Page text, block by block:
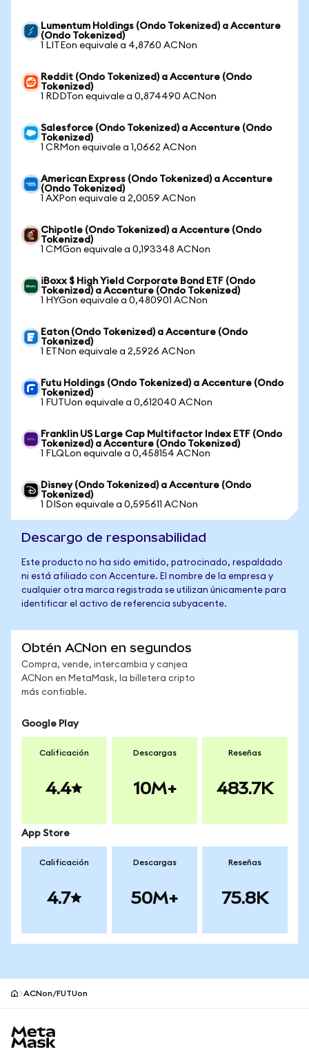
Lumentum Holdings (Ondo Tokenized) a Accenture
(Ondo Tokenized)
1 LITEon equivale a 4,8760 ACNon
Reddit (Ondo Tokenized) a Accenture (Ondo
Tokenized)
1 RDDTon equivale a 0,874490 ACNon
Salesforce (Ondo Tokenized) a Accenture (Ondo
Tokenized)
1 CRMon equivale a 1,0662 ACNon
American Express (Ondo Tokenized) a Accenture
(Ondo Tokenized)
1 AXPon equivale a 2,0059 ACNon
Chipotle (Ondo Tokenized) a Accenture (Ondo
Tokenized)
1 CMGon equivale a 0,193348 ACNon
iBoxx $ High Yield Corporate Bond ETF (Ondo
Tokenized) a Accenture (Ondo Tokenized)
1 HYGon equivale a 0,480901 ACNon
Eaton (Ondo Tokenized) a Accenture (Ondo
Tokenized)
1 ETNon equivale a 2,5926 ACNon
Futu Holdings (Ondo Tokenized) a Accenture (Ondo
Tokenized)
1 FUTUon equivale a 0,612040 ACNon
Franklin US Large Cap Multifactor Index ETF (Ondo
Tokenized) a Accenture (Ondo Tokenized)
1 FLQLon equivale a 0,458154 ACNon
Disney (Ondo Tokenized) a Accenture (Ondo
Tokenized)
1 DISon equivale a 0,595611 ACNon
Descargo de responsabilidad
Este producto no ha sido emitido, patrocinado, respaldado
ni está afiliado con Accenture. El nombre de la empresa y
cualquier otra marca registrada se utilizan únicamente para
identificar el activo de referencia subyacente.
Obtén ACNon en segundos
Compra, vende, intercambia y canjea
ACNon en MetaMask, la billetera cripto
más confiable.
Google Play
Calificación
4.4
Descargas
10M+
Reseñas
483.7K
App Store
Calificación
4.7
Descargas
50M+
Reseñas
75.8K
ACNon/FUTUon